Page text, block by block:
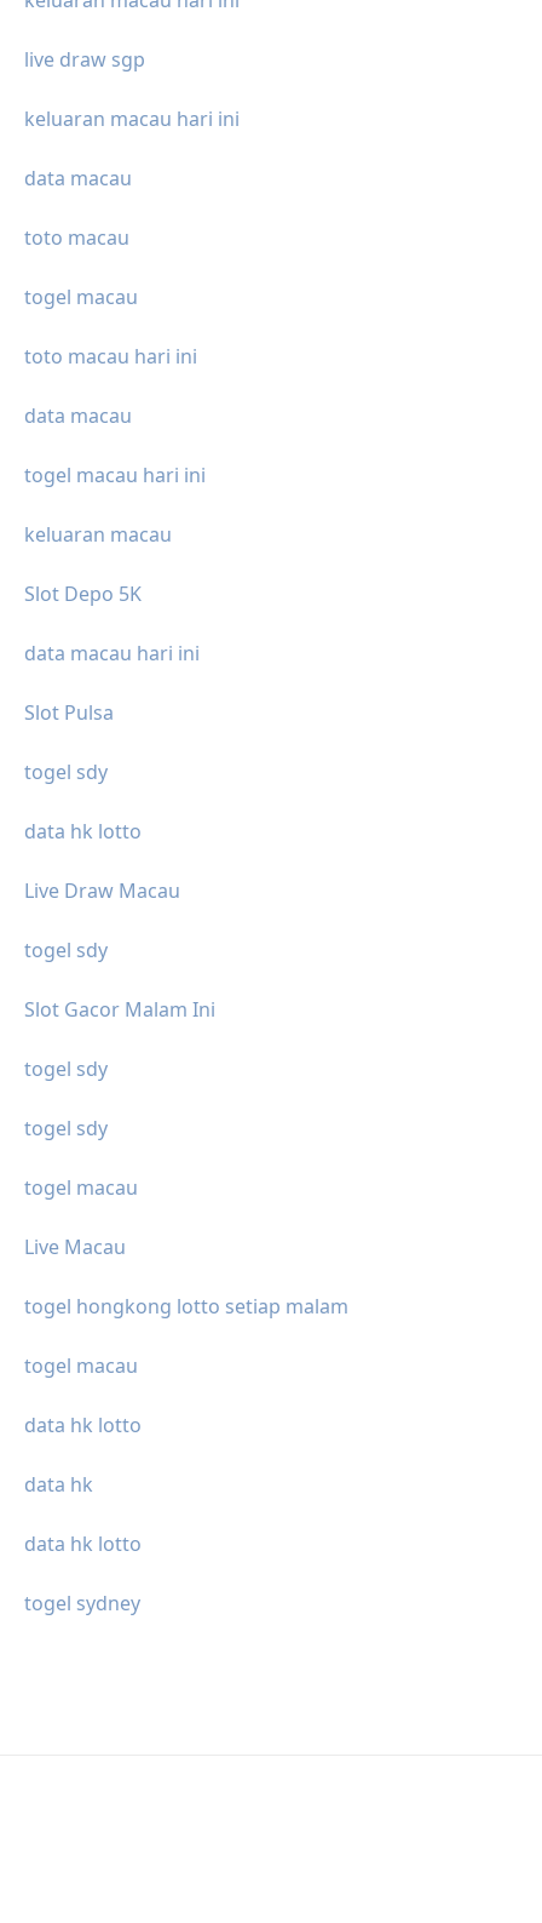
live draw sgp
keluaran macau hari ini
data macau
toto macau
togel macau
toto macau hari ini
data macau
togel macau hari ini
keluaran macau
Slot Depo 5K
data macau hari ini
Slot Pulsa
togel sdy
data hk lotto
Live Draw Macau
togel sdy
Slot Gacor Malam Ini
togel sdy
togel sdy
togel macau
Live Macau
togel hongkong lotto setiap malam
togel macau
data hk lotto
data hk
data hk lotto
togel sydney